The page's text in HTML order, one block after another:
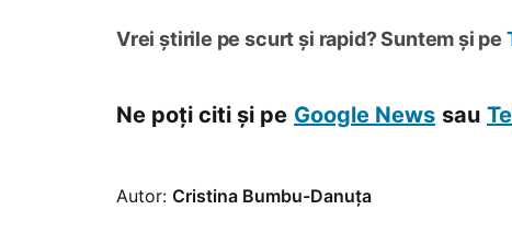
Vrei știrile pe scurt și rapid? Suntem și pe
Ne poți citi și pe Google News sau
Autor: Cristina Bumbu-Danuța